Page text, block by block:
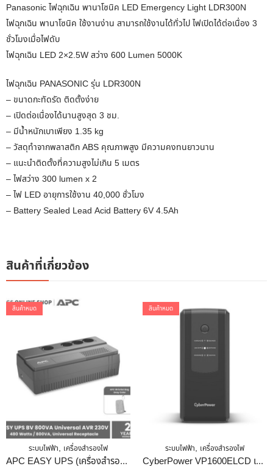
Panasonic ไฟฉุกเฉิน พานาโซนิค LED Emergency Light LDR300N
ไฟฉุกเฉิน พานาโซนิค ใช้งานง่าน สามารถใช้งานได้ทั่วไป ไฟเปิดได้ต่อเนื่อง 3
ชั่วโมงเมื่อไฟดับ
ไฟฉุกเฉิน LED 2×2.5W สว่าง 600 Lumen 5000K
ไฟฉุกเฉิน PANASONIC รุ่น LDR300N
– ขนาดกะทัดรัด ติดตั้งง่าย
– เปิดต่อเนื่องได้นานสูงสุด 3 ชม.
– มีน้ำหนักเบาเพียง 1.35 kg
– วัสดุทำจากพลาสติก ABS คุณภาพสูง มีความคงทนยาวนาน
– แนะนำติดตั้งที่ความสูงไม่เกิน 5 เมตร
– ไฟสว่าง 300 lumen x 2
– ไฟ LED อายุการใช้งาน 40,000 ชั่วโมง
– Battery Sealed Lead Acid Battery 6V 4.5Ah
สินค้าที่เกี่ยวข้อง
สินค้าหมด
ระบบไฟฟ้า, เครื่องสำรองไฟ
APC EASY UPS (เครื่องสำรองไฟ) รุ่น BV 800VA Universal AVR 230
สินค้าหมด
ระบบไฟฟ้า, เครื่องสำรองไฟ
CyberPower VP1600ELCD เครื่องสำรองไฟฟ้า Line Interactive 1600VA/960W